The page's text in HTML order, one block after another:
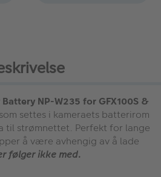
NP-W235 for GFX100S &
settes i kameraets batterirom
til strømnettet. Perfekt for lange
å være avhengig av å lade
følger ikke med.